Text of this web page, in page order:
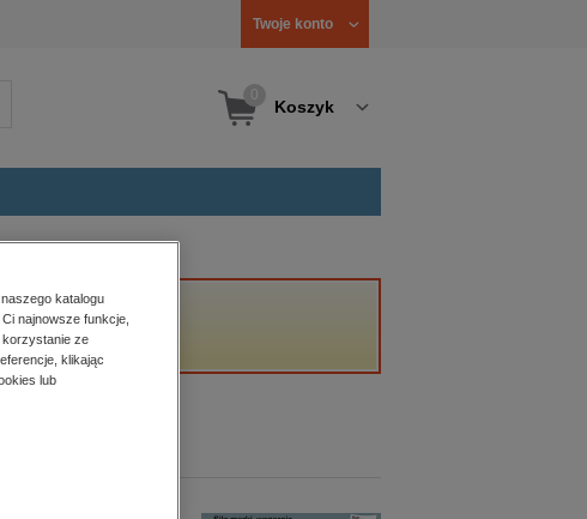
Twoje konto
Koszyk
katalogu
najnowsze funkcje,
korzystanie ze
klikając
lub